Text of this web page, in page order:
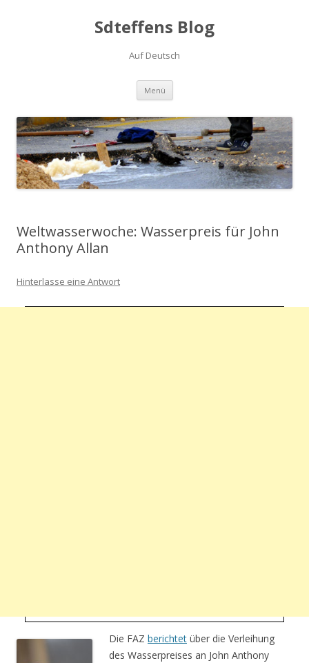
Sdteffens Blog
Auf Deutsch
Menü Zum Inhalt springen
Weltwasserwoche: Wasserpreis für John
Anthony Allan
Hinterlasse eine Antwort
Die FAZ berichtet über die Verleihung
des Wasserpreises an John Anthony